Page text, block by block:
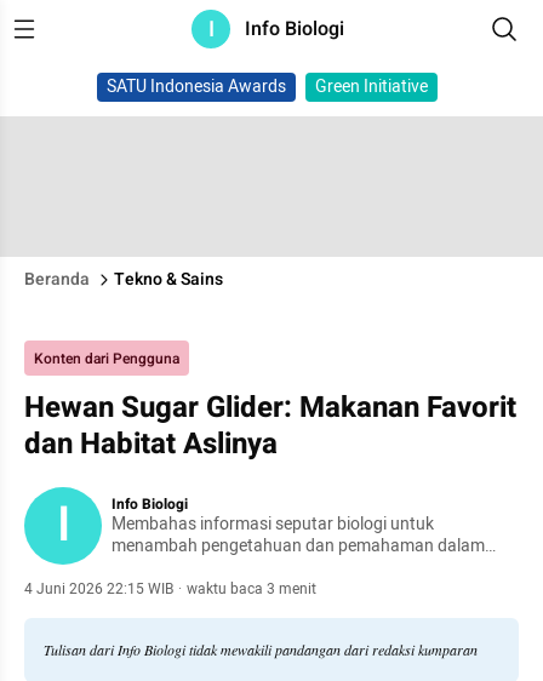
I Info Biologi
SATU Indonesia Awards Green Initiative
Beranda Tekno & Sains
Konten dari Pengguna
Hewan Sugar Glider: Makanan Favorit
dan Habitat Aslinya
I Info Biologi
Membahas informasi seputar biologi untuk
menambah pengetahuan dan pemahaman dalam
4 Juni 2026 22:15 WIB · waktu baca 3 menit
Tulisan dari Info Biologi tidak mewakili pandangan dari redaksi kumparan